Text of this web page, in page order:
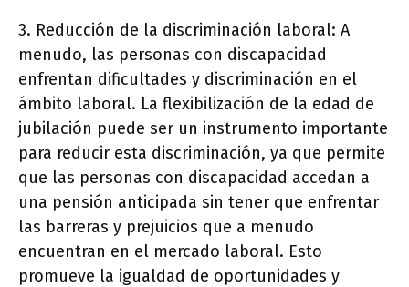
3. Reducción de la discriminación laboral: A
menudo, las personas con discapacidad
enfrentan dificultades y discriminación en el
ámbito laboral. La flexibilización de la edad de
jubilación puede ser un instrumento importante
para reducir esta discriminación, ya que permite
que las personas con discapacidad accedan a
una pensión anticipada sin tener que enfrentar
las barreras y prejuicios que a menudo
encuentran en el mercado laboral. Esto
promueve la igualdad de oportunidades y